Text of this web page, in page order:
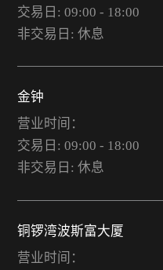
交易日: 09:00 - 18:00
非交易日: 休息
金钟
营业时间：
交易日: 09:00 - 18:00
非交易日: 休息
铜锣湾波斯富大厦
营业时间：